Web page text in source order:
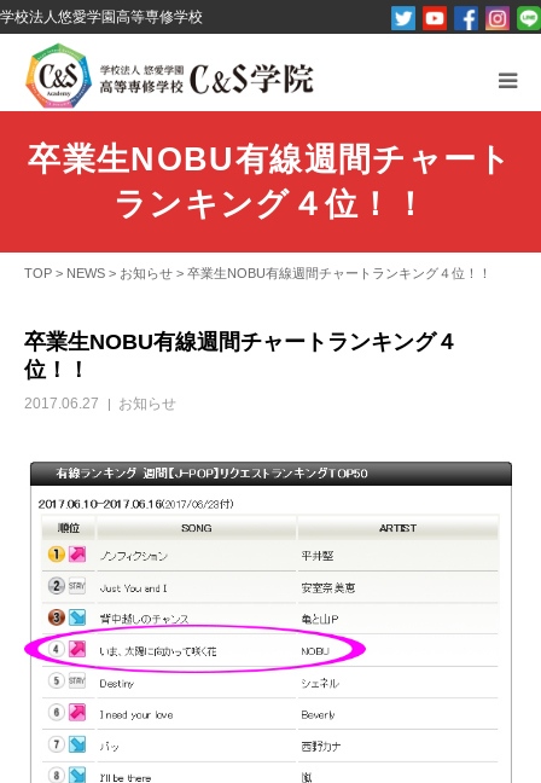
学校法人悠愛学園高等専修学校
卒業生NOBU有線週間チャート
ランキング４位！！
TOP > NEWS > お知らせ > 卒業生NOBU有線週間チャートランキング４位！！
卒業生NOBU有線週間チャートランキング４
位！！
2017.06.27 お知らせ
C&S学院とは？
オープンキャンパス
その他